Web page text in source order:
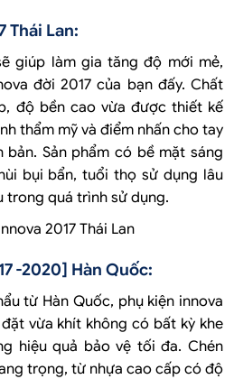
Thái Lan:
giúp làm gia tăng độ mới mẻ,
đời 2017 của bạn đấy. Chất
độ bền cao vừa được thiết kế
thẩm mỹ và điểm nhấn cho tay
bản. Sản phẩm có bề mặt sáng
bụi bẩn, tuổi thọ sử dụng lâu
trong quá trình sử dụng.
2017 Thái Lan
-2020] Hàn Quốc:
từ Hàn Quốc, phụ kiện innova
vừa khít không có bất kỳ khe
hiệu quả bảo vệ tối đa. Chén
trọng, từ nhựa cao cấp có độ